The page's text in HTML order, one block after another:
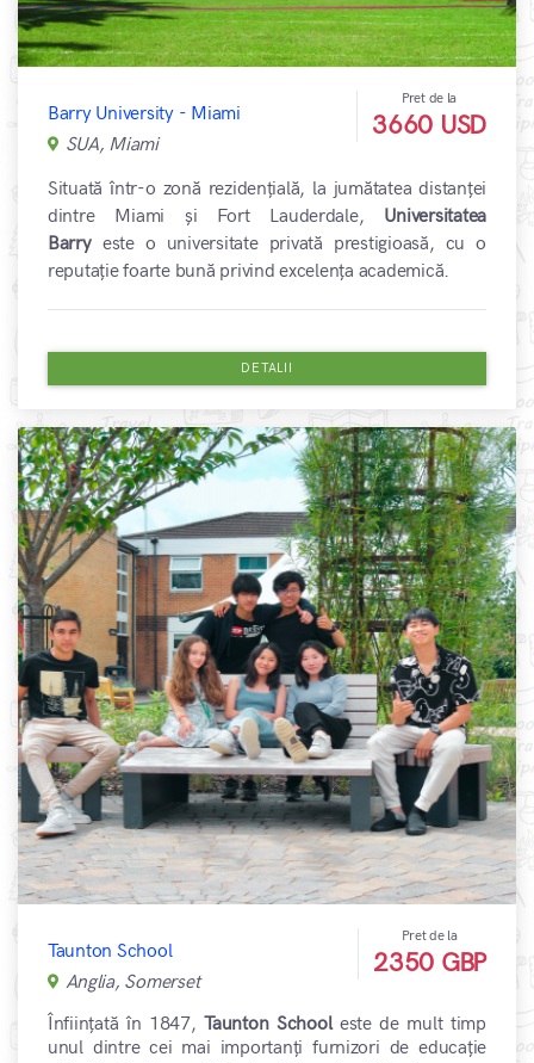
Barry University - Miami
SUA, Miami
Pret de la
3660 USD
Situată într-o zonă rezidențială, la jumătatea distanței
dintre Miami și Fort Lauderdale, Universitatea
Barryeste o universitate privată prestigioasă, cu o
reputație foarte bună privind excelența academică.
DETALII
Taunton School
Anglia, Somerset
Pret de la
2350 GBP
Înființată în 1847,Taunton Schooleste de mult timp
unul dintre cei mai importanți furnizori de educație